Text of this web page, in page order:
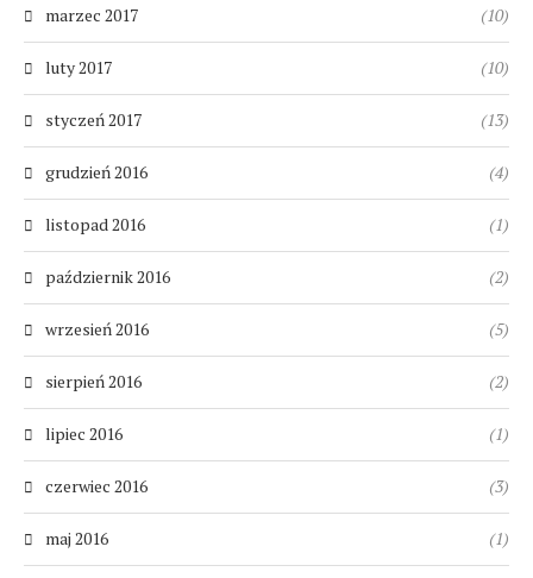
marzec 2017 (10)
luty 2017 (10)
styczeń 2017 (13)
grudzień 2016 (4)
listopad 2016 (1)
październik 2016 (2)
wrzesień 2016 (5)
sierpień 2016 (2)
lipiec 2016 (1)
czerwiec 2016 (3)
maj 2016 (1)